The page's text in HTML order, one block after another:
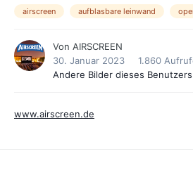
airscreen aufblasbare leinwand
Von AIRSCREEN
30. Januar 2023
1.860
Andere Bilder dieses
www.airscreen.de